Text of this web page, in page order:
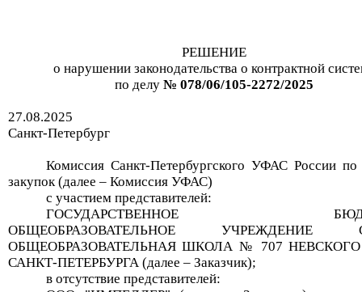
РЕШЕНИЕ
о нарушении законодательства о контрактной
по делу№078/06/105-2272/2025
27.08.2025
Санкт-Петербург
Комиссия Санкт-Петербургского УФАС России по
закупок (далее – Комиссия УФАС)
с участием представителей:
ГОСУДАРСТВЕННОЕ
ОБЩЕОБРАЗОВАТЕЛЬНОЕ УЧРЕЖДЕНИЕ
ОБЩЕОБРАЗОВАТЕЛЬНАЯ ШКОЛА № 707
САНКТ-ПЕТЕРБУРГА (далее – Заказчик);
в отсутствие представителей: